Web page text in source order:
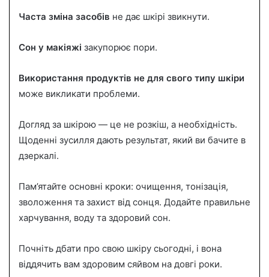
Часта зміна засобів не дає шкірі звикнути.
Сон у макіяжі закупорює пори.
Використання продуктів не для свого типу шкіри
може викликати проблеми.
Догляд за шкірою — це не розкіш, а необхідність.
Щоденні зусилля дають результат, який ви бачите в
дзеркалі.
Пам’ятайте основні кроки: очищення, тонізація,
зволоження та захист від сонця. Додайте правильне
харчування, воду та здоровий сон.
Почніть дбати про свою шкіру сьогодні, і вона
віддячить вам здоровим сяйвом на довгі роки.